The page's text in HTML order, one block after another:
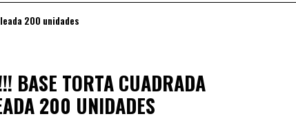
200 unidades
BASE TORTA CUADRADA
200 UNIDADES